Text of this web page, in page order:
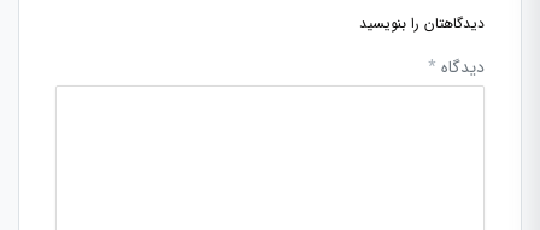
دیدگاهتان را بنویسید
دیدگاه *